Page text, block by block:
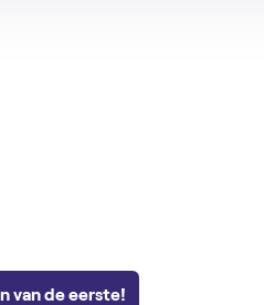
van de eerste!